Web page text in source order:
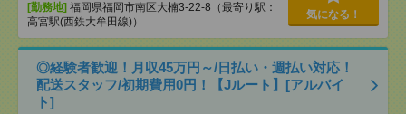
[勤務地] 福岡県福岡市南区大楠3-22-8（最寄り駅：
高宮駅(西鉄大牟田線)）
気になる！
◎経験者歓迎！月収45万円～/日払い・週払い対応！
配送スタッフ/初期費用0円！【Jルート】[アルバイ
ト]